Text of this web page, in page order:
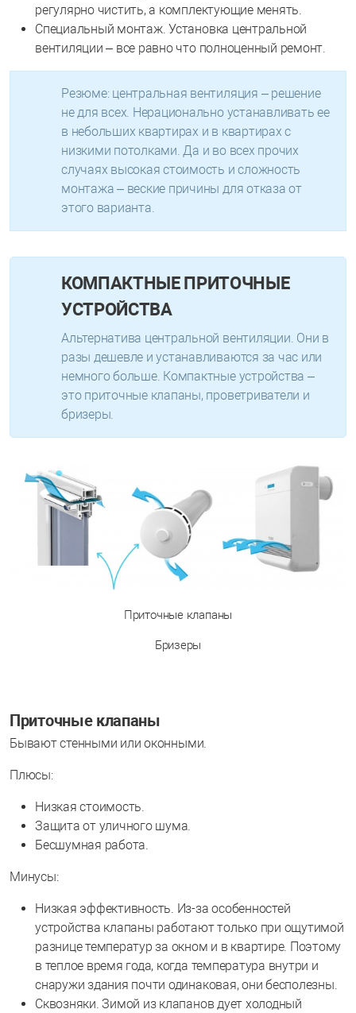
регулярно чистить, а комплектующие менять.
Специальный монтаж. Установка центральной
вентиляции – все равно что полноценный ремонт.
Резюме: центральная вентиляция – решение
не для всех. Нерационально устанавливать ее
в небольших квартирах и в квартирах с
низкими потолками. Да и во всех прочих
случаях высокая стоимость и сложность
монтажа – веские причины для отказа от
этого варианта.
КОМПАКТНЫЕ ПРИТОЧНЫЕ
УСТРОЙСТВА
Альтернатива центральной вентиляции. Они в
разы дешевле и устанавливаются за час или
немного больше. Компактные устройства –
это приточные клапаны, проветриватели и
бризеры.
Приточные клапаны
Бризеры
Приточные клапаны
Бывают стенными или оконными.
Плюсы:
Низкая стоимость.
Защита от уличного шума.
Бесшумная работа.
Минусы:
Низкая эффективность. Из-за особенностей
устройства клапаны работают только при ощутимой
разнице температур за окном и в квартире. Поэтому
в теплое время года, когда температура внутри и
снаружи здания почти одинаковая, они бесполезны.
Сквозняки. Зимой из клапанов дует холодный